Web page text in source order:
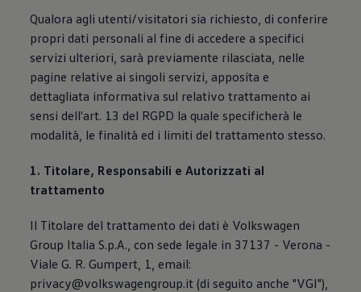
Qualora agli utenti/visitatori sia richiesto, di conferire
propri dati personali al fine di accedere a specifici
servizi ulteriori, sarà previamente rilasciata, nelle
pagine relative ai singoli servizi, apposita e
dettagliata informativa sul relativo trattamento ai
sensi dell'art. 13 del RGPD la quale specificherà le
modalità, le finalità ed i limiti del trattamento stesso.
1. Titolare, Responsabili e Autorizzati al
trattamento
Il Titolare del trattamento dei dati è Volkswagen
Group Italia S.p.A., con sede legale in 37137 - Verona -
Viale G. R. Gumpert, 1, email:
privacy@volkswagengroup.it (di seguito anche "VGI"),